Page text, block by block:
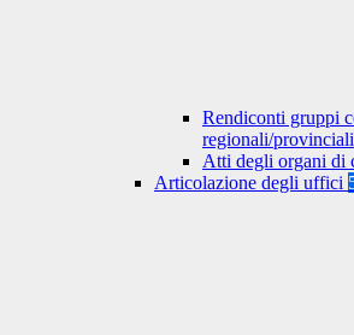
Rendiconti gruppi
regionali/provinciali
Atti degli organi di
Articolazione degli uffici